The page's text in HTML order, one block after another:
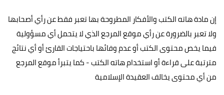
إن مادة هاته الكتب والأفكار المطروحة بها تعبر فقط عن رأي أصحابها
ولا تعبر بالضرورة عن رأي موقع المرجع الذي لا يتحمل أي مسؤولية
فيما يخص محتوى الكتب أو عدم وفائها باحتياجات القارئ أو أي نتائج
مترتبة على قراءة أو استخدام هاته الكتب - كما يتبرأ موقع المرجع
من أي محتوى يخالف العقيدة الإسلامية